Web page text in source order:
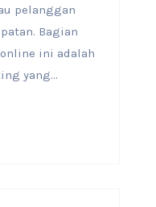
pelanggan
Bagian
ini adalah
yang...